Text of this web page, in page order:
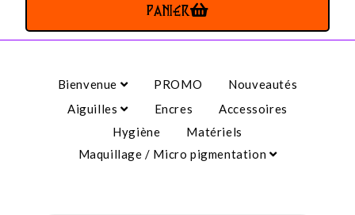
PANIER
Bienvenue PROMO
Nouveautés
Aiguilles
Encres
Accessoires
Hygiène
Matériels
Maquillage / Micro pigmentation